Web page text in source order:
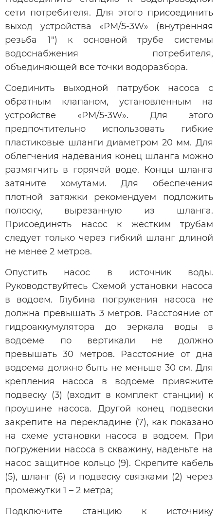
сети потребителя. Для этого присоединить
выход устройства «PM/5-3W» (внутренняя
резьба 1") к основной трубе системы
водоснабжения потребителя,
объединяющей все точки водоразбора.
Соединить выходной патрубок насоса с
обратным клапаном, установленным на
устройстве «PM/5-3W». Для этого
предпочтительно использовать гибкие
пластиковые шланги диаметром 20 мм. Для
облегчения надевания конец шланга можно
размягчить в горячей воде. Концы шланга
затяните хомутами. Для обеспечения
плотной затяжки рекомендуем подложить
полоску, вырезанную из шланга.
Присоединять насос к жестким трубам
следует только через гибкий шланг длиной
не менее 2 метров.
Опустить насос в источник воды.
Руководствуйтесь Схемой установки насоса
в водоем. Глубина погружения насоса не
должна превышать 3 метров. Расстояние от
гидроаккумулятора до зеркала воды в
водоеме по вертикали не должно
превышать 30 метров. Расстояние от дна
водоема должно быть не меньше 30 см. Для
крепления насоса в водоеме привяжите
подвеску (3) (входит в комплект станции) к
проушине насоса. Другой конец подвески
закрепите на перекладине (7), как показано
на схеме установки насоса в водоем. При
погружении насоса в скважину, наденьте на
насос защитное кольцо (9). Скрепите кабель
(5), шланг (6) и подвеску связками (2) через
промежутки 1 – 2 метра;
Подключите станцию к источнику